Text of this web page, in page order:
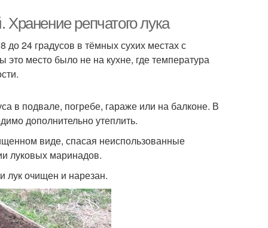
Хранение репчатого лука
24 градусов в тёмных сухих местах с
место было не на кухне, где температура
в подвале, погребе, гараже или на балконе. В
дополнительно утеплить.
виде, спасая неиспользованные
луковых маринадов.
лук очищен и нарезан.